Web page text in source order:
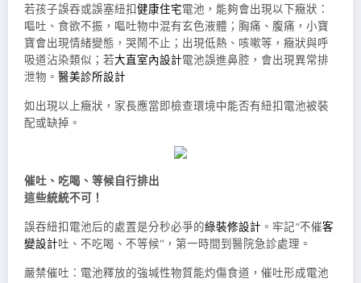
若孩子誤吞或誤塞紐扣健康住宅電池，能夠會出現以下癥狀：
嘔吐、食欲不振，嘔吐物中混有玄色液體；胸痛、腹痛，小寶
寶會出現情緒變態，哭鬧不止；出現低熱、咳嗽等，癥狀與呼
吸道沾染類似；若大直室內設計電池誤進鼻腔，會出現異常排
泄物。 醫美診所設計
如出現以上癥狀，家長應當即檢查環境中能否有紐扣電池被裝
配或缺掉。
催吐、吃喝、等候自行排出
這些統統不可！
誤吞紐扣電池后的處置是分秒必爭的綠裝修設計 。牢記“不催客
變設計吐、不吃喝、不等候”，第一時間到醫院急診處理。
嚴禁催吐：電池釋放的強堿性物質能灼傷食道，催吐形成電池